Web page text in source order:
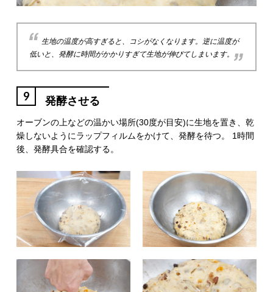
生地の温度が高すぎると、コシがなくなります。逆に温度が
低いと、発酵に時間がかかりすぎて生地が伸びてしまいます。
9 発酵させる
オーブンの上などの温かい場所(30度が目安)に生地を置き、乾
燥しないようにラップフィルムをかけて、発酵を待つ。 1時間
後、発酵具合を確認する。